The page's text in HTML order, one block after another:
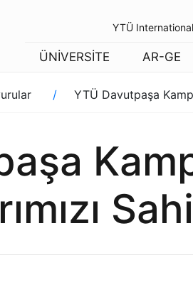
YTÜ International
ÜNİVERSİTE AR-GE
YTÜ Davutpaşa